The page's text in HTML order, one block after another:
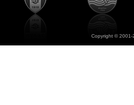
Copyright ©